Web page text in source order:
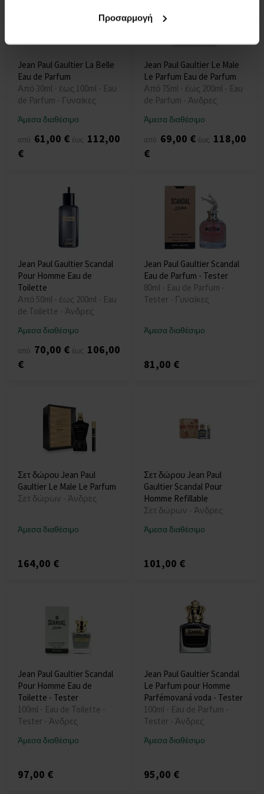
Προσαρμογή
Jean Paul Gaultier La Belle
Eau de Parfum
Από 30ml - έως 100ml - Eau
de Parfum - Γυναίκες
Άμεσα διαθέσιμο
από 61,00 € έως 112,00
€
Jean Paul Gaultier Le Male
Le Parfum Eau de Parfum
Από 75ml - έως 200ml - Eau
de Parfum - Άνδρες
Άμεσα διαθέσιμο
από 69,00 € έως 118,00
€
Jean Paul Gaultier Scandal
Pour Homme Eau de
Toilette
Από 50ml - έως 200ml - Eau
de Toilette - Άνδρες
Άμεσα διαθέσιμο
από 70,00 € έως 106,00
€
Jean Paul Gaultier Scandal
Eau de Parfum - Tester
80ml - Eau de Parfum -
Tester - Γυναίκες
Άμεσα διαθέσιμο
81,00 €
Σετ δώρου Jean Paul
Gaultier Le Male Le Parfum
Σετ δώρων - Άνδρες
Άμεσα διαθέσιμο
164,00 €
Σετ δώρου Jean Paul
Gaultier Scandal Pour
Homme Refillable
Σετ δώρων - Άνδρες
Άμεσα διαθέσιμο
101,00 €
Jean Paul Gaultier Scandal
Pour Homme Eau de
Toilette - Tester
100ml - Eau de Toilette -
Tester - Άνδρες
Άμεσα διαθέσιμο
97,00 €
Jean Paul Gaultier Scandal
Le Parfum pour Homme
Parfémovaná voda - Tester
100ml - Eau de Parfum -
Tester - Άνδρες
Άμεσα διαθέσιμο
95,00 €